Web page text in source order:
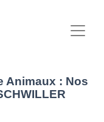
Animaux : Nos